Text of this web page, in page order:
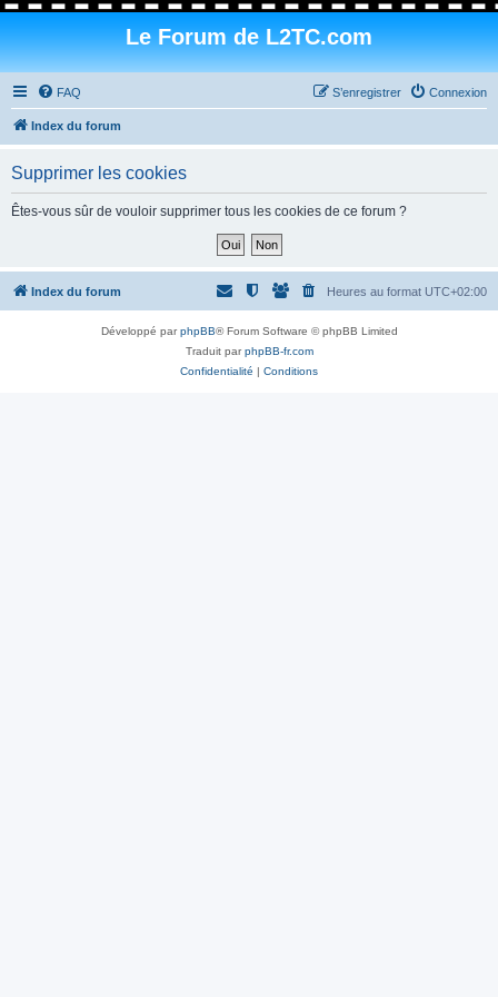
Le Forum de L2TC.com
FAQ Connexion
S’enregistrer
Index du forum
Supprimer les cookies
Êtes-vous sûr de vouloir supprimer tous les cookies de ce forum ?
Index du forum Heures au format UTC+02:00
Développé parphpBB® Forum Software © phpBB Limited
Traduit parphpBB-fr.com
Confidentialité | Conditions